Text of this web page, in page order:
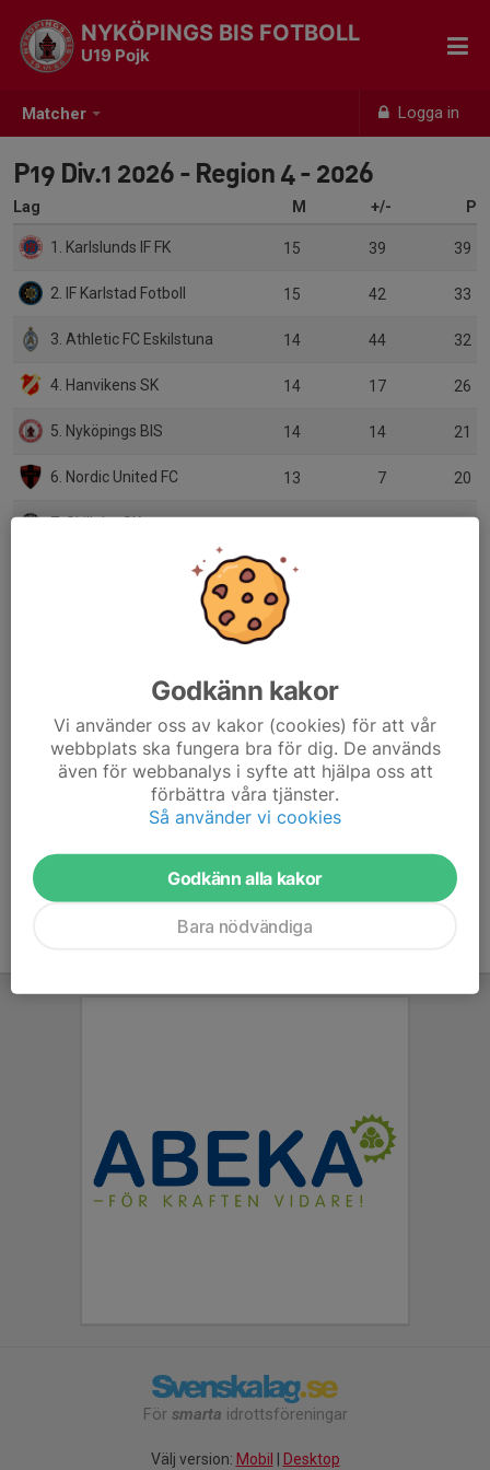
Matcher Logga in
NYKÖPINGS BIS FOTBOLL
U19 Pojk
P19 Div.1 2026 - Region 4 - 2026
Lag M +/- P
1. Karlslunds IF FK 15 39 39
2. IF Karlstad Fotboll 15 42 33
3. Athletic FC Eskilstuna 14 44 32
4. Hanvikens SK 14 17 26
5. Nyköpings BIS 14 14 21
6. Nordic United FC 13 7 20
7. Skiljebo SK
15
13
11. Assyriska FF
12. Sickla IF 13 -35
13. Adolfsbergs IK 14
För smarta idrottsföreningar
Välj version: Mobil Desktop
Godkänn kakor
Vi använder oss av kakor (cookies) för att vår
webbplats ska fungera bra för dig. De används
även för webbanalys i syfte att hjälpa oss att
förbättra våra tjänster.
Så använder vi cookies
Godkänn alla kakor
Bara nödvändiga